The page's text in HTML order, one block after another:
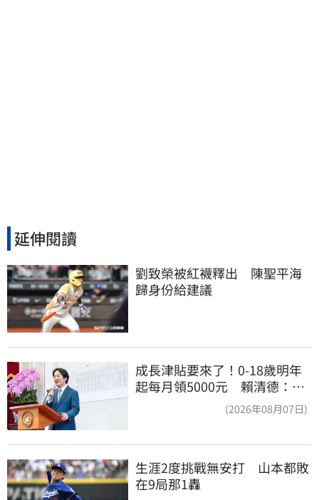
延伸閱讀
劉致榮被紅襪釋出　陳聖平海
歸身份給建議
成長津貼要來了！0-18歲明年
起每月領5000元 賴清德：此
(2026年08月07日)
生涯2度挑戰無安打　山本都敗
在9局那1轟